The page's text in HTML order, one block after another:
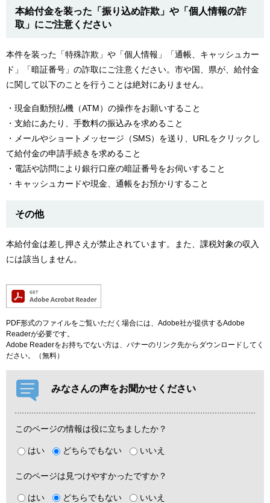
本給付金を装った「振り込め詐欺」や「個人情報の詐
取」にご注意ください
本件を装った「特殊詐欺」や「個人情報」「通帳、キャッシュカー
ド」「暗証番号」の詐取にご注意ください。市や国、県が、給付金
に関して以下のことを行うことは絶対にありません。
・現金自動預払機（ATM）の操作をお願いすること
・支給にあたり、手数料の振込みを求めること
・メールやショートメッセージ（SMS）を送り、URLをクリックし
て給付金の申請手続きを求めること
・電話や訪問により銀行口座の暗証番号をお伺いすること
・キャッシュカードや現金、通帳をお預かりすること
その他
本給付金は差し押さえが禁止されています。また、課税対象の収入
には該当しません。
PDF形式のファイルをご覧いただく場合には、Adobe社が提供するAdobe
Readerが必要です。
Adobe Readerをお持ちでない方は、バナーのリンク先からダウンロードしてく
ださい。（無料）
みなさんの声をお聞かせください
このページの情報は役に立ちましたか？
はい どちらでもない いいえ
このページは見つけやすかったですか？
はい どちらでもない いいえ